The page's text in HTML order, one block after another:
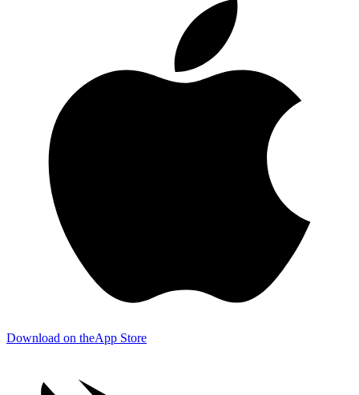
Download on theApp Store